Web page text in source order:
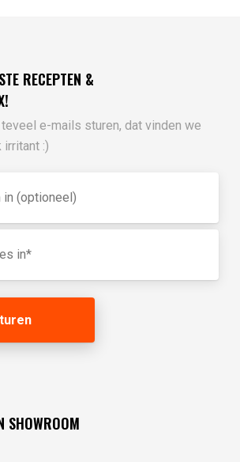
RECEPTEN &
e-mails sturen, dat vinden we
:)
SHOWROOM